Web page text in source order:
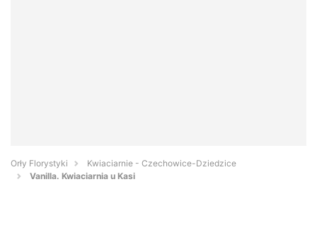
Orły Florystyki
Kwiaciarnie - Czechowice-Dziedzice
Vanilla. Kwiaciarnia u Kasi